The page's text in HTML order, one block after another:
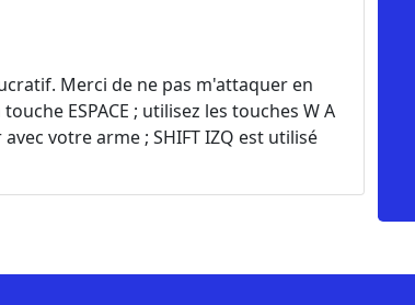
Merci de ne pas m'attaquer en
ESPACE ; utilisez les touches W A
votre arme ; SHIFT IZQ est utilisé